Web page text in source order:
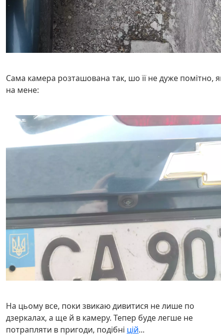
Сама камера розташована так, шо її не дуже помітно,
на мене:
На цьому все, поки звикаю дивитися не лише по
дзеркалах, а ще й в камеру. Тепер буде легше не
потрапляти в пригоди, подібні цій...